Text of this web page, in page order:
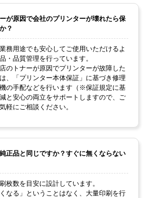
が原因で会社のプリンターが壊れたら保
？
務用途でも安心してご使用いただけるよ
・品質管理を行っています。
のトナーが原因でプリンターが故障した
、「プリンター本体保証」に基づき修理
の手配などを行います（※保証規定に基
と安心の両立をサポートしますので、ご
軽にご相談ください。
正品と同じですか？すぐに無くならない
枚数を目安に設計しています。
なる」ということはなく、大量印刷を行